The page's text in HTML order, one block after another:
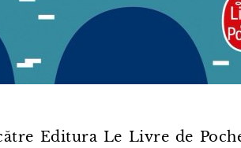
Editura Le Livre de